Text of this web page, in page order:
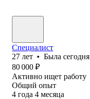
Специалист
27 лет • Была сегодня
80 000 ₽
Активно ищет работу
Общий опыт
4 года 4 месяца